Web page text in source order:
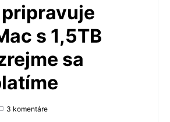
s 1,5TB
sa
3 komentáre